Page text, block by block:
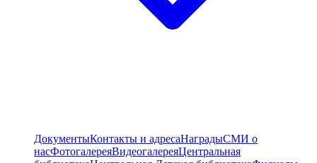
ДокументыКонтакты и адресаНаградыСМИ о
насФотогалереяВидеогалереяЦентральная